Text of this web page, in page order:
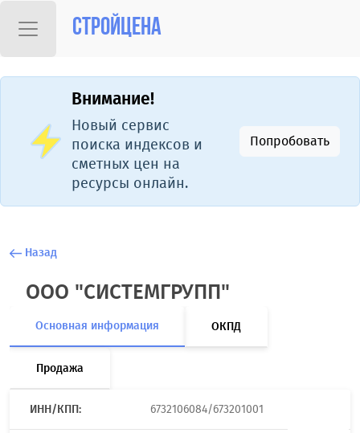
Стройцена
Внимание!
Новый сервис
поиска индексов и
сметных цен на
ресурсы онлайн.
Попробовать
Назад
ООО "СИСТЕМГРУПП"
Основная информация ОКПД
Продажа
ИНН/КПП: 6732106084/673201001